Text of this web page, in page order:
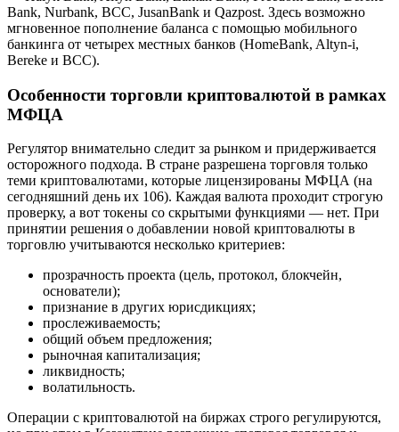
Bank, Nurbank, BCC, JusanBank и Qazpost. Здесь возможно
мгновенное пополнение баланса с помощью мобильного
банкинга от четырех местных банков (HomeBank, Altyn-i,
Bereke и BCC).
Особенности торговли криптовалютой в рамках
МФЦА
Регулятор внимательно следит за рынком и придерживается
осторожного подхода. В стране разрешена торговля только
теми криптовалютами, которые лицензированы МФЦА (на
сегодняшний день их 106). Каждая валюта проходит строгую
проверку, а вот токены со скрытыми функциями — нет. При
принятии решения о добавлении новой криптовалюты в
торговлю учитываются несколько критериев:
прозрачность проекта (цель, протокол, блокчейн,
основатели);
признание в других юрисдикциях;
прослеживаемость;
общий объем предложения;
рыночная капитализация;
ликвидность;
волатильность.
Операции с криптовалютой на биржах строго регулируются,